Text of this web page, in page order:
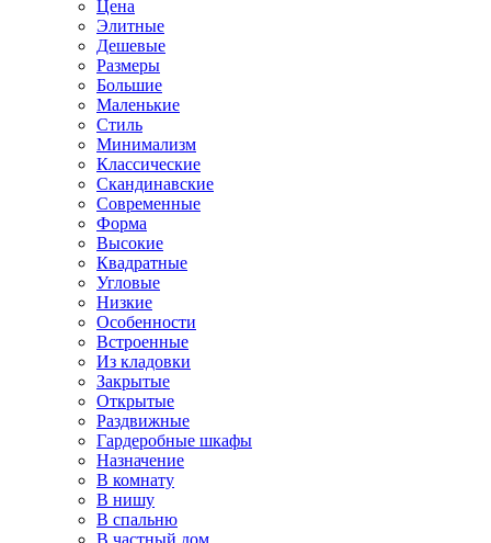
Цена
Элитные
Дешевые
Размеры
Большие
Маленькие
Стиль
Минимализм
Классические
Скандинавские
Современные
Форма
Высокие
Квадратные
Угловые
Низкие
Особенности
Встроенные
Из кладовки
Закрытые
Открытые
Раздвижные
Гардеробные шкафы
Назначение
В комнату
В нишу
В спальню
В частный дом